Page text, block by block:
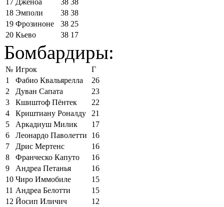
18 Эмполи 38 38
19 Фрозиноне 38 25
20 Кьево 38 17
Бомбардиры:
№ Игрок
Г
1
Фабио Квальярелла
26
2
Дуван Сапата
23
3
Кшиштоф Пёнтек
22
4
Криштиану Роналду
21
5
Аркадиуш Милик
17
6
Леонардо Паволетти
16
7
Дрис Мертенс
16
8
Франческо Капуто
16
9
Андреа Петанья
16
10 Чиро Иммобиле
15
11 Андреа Белотти
15
12 Йосип Иличич
12